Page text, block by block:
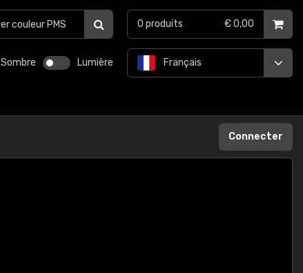
Sombre Lumière Français
0 produits € 0,00
Connecter